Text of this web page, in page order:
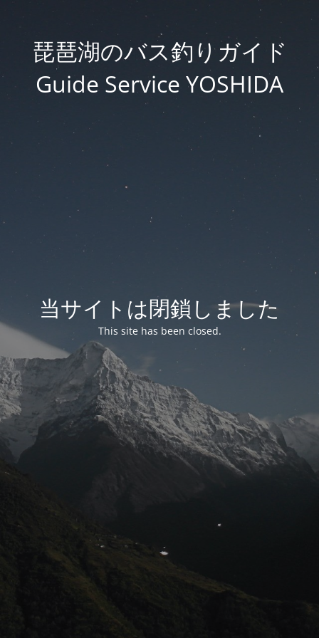
琵琶湖のバス釣りガイド
Guide Service YOSHIDA
当サイトは閉鎖しました
This site has been closed.